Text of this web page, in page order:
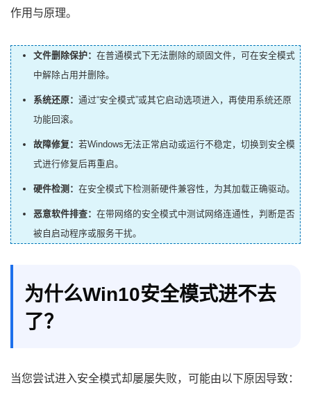
作用与原理。
文件删除保护： 在普通模式下无法删除的顽固文件，可在安全模式
中解除占用并删除。
系统还原： 通过“安全模式”或其它启动选项进入，再使用 系统还原
功能回滚。
故障修复： 若Windows无法正常启动或运行不稳定，切换到安全模
式进行修复后再重启。
硬件检测： 在安全模式下检测新硬件兼容性，为其加载正确驱动。
恶意软件排查： 在带网络的安全模式中测试网络连通性，判断是否
被自启动程序或服务干扰。
为什么Win10安全模式进不去
了？
当您尝试进入安全模式却屡屡失败，可能由以下原因导致：